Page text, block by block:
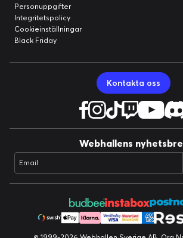
Personuppgifter
Integritetspolicy
Cookieinställningar
Black Friday
Kontakta oss
Webhallens
Email